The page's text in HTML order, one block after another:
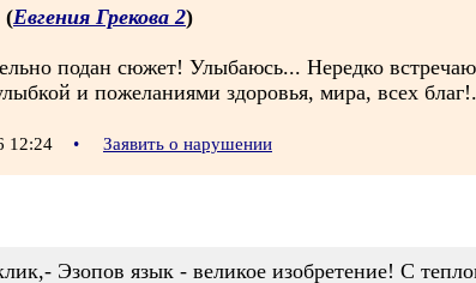
(Евгения Грекова 2)
подан сюжет! Улыбаюсь... Нередко
и пожеланиями здоровья, мира, всех
12:24 • Заявить о нарушении
Эзопов язык - великое изобретение! С